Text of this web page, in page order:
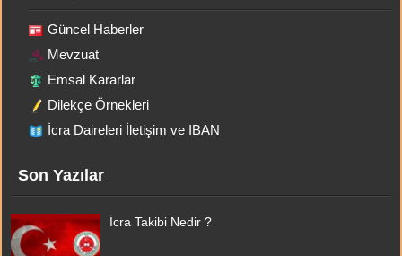
Güncel Haberler
Mevzuat
Emsal Kararlar
Dilekçe Örnekleri
İcra Daireleri İletişim ve IBAN
Son Yazılar
İcra Takibi Nedir ?